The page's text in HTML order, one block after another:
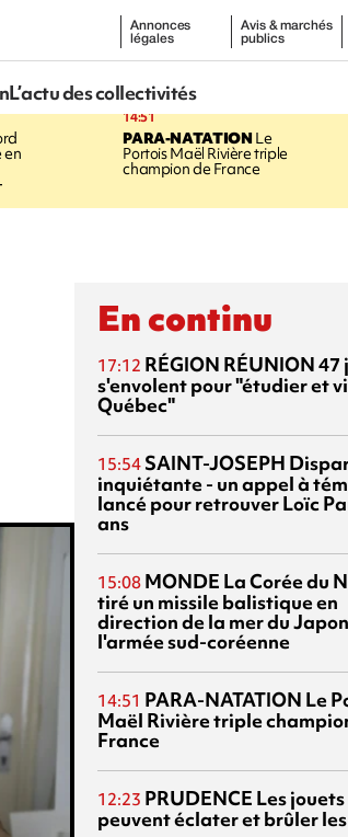
Annonces
légales
Avis & marchés
publics
L’actu des collectivités
en
14:51
PARA-NATATIONLe
Portois Maël Rivière triple
champion de France
En continu
17:12 RÉGION RÉUNION47
s'envolent pour "étudier et
Québec"
15:54 SAINT-JOSEPH
inquiétante - un appel à
lancé pour retrouver Loïc
ans
15:08 MONDE La Corée du
tiré un missile balistique en
direction de la mer du
l'armée sud-coréenne
14:51 PARA-NATATION Le
Maël Rivière triple
France
12:23 PRUDENCE Les
peuvent éclater et brûler